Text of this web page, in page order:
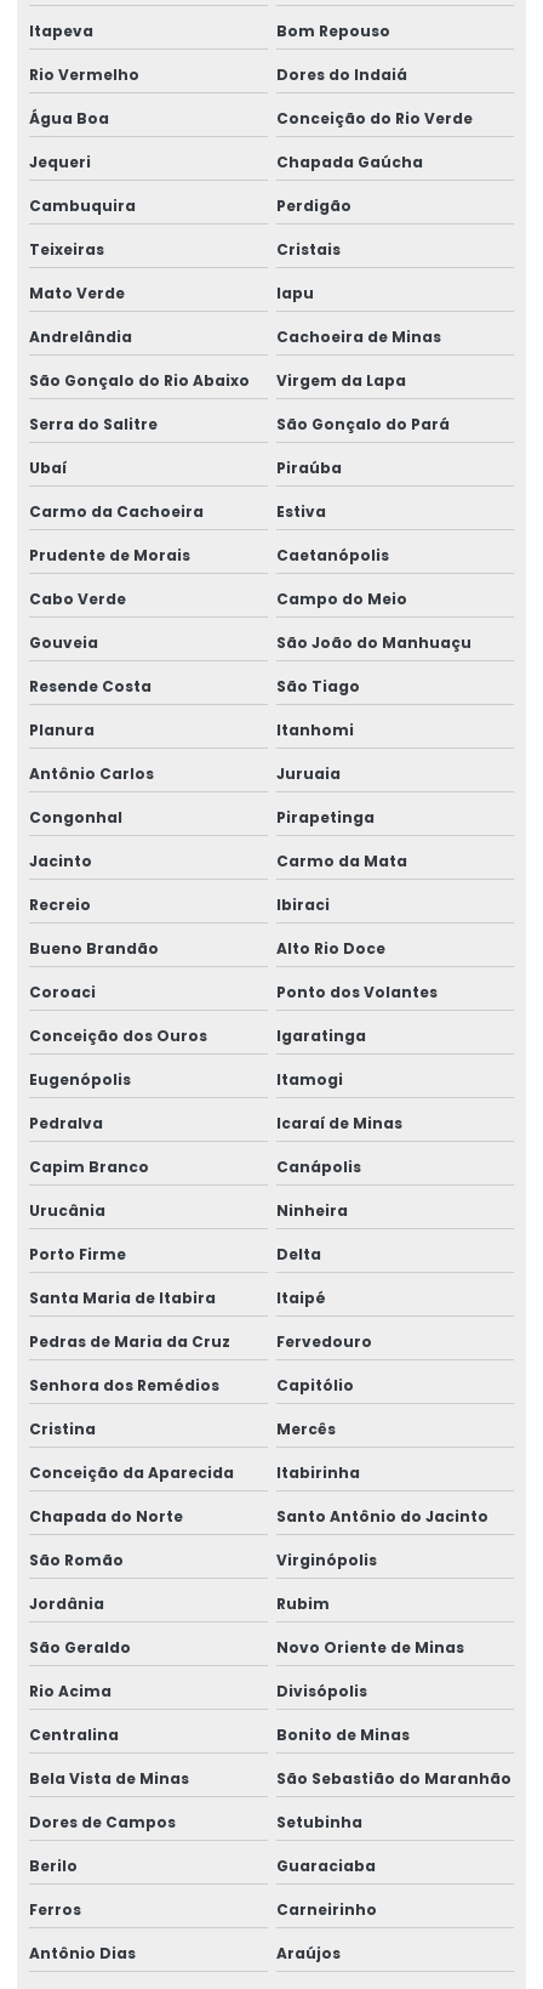
Itapeva Bom Repouso
Rio Vermelho Dores do Indaiá
Água Boa Conceição do Rio Verde
Jequeri Chapada Gaúcha
Cambuquira Perdigão
Teixeiras Cristais
Mato Verde Iapu
Andrelândia Cachoeira de Minas
São Gonçalo do Rio Abaixo Virgem da Lapa
Serra do Salitre São Gonçalo do Pará
Ubaí Piraúba
Carmo da Cachoeira Estiva
Prudente de Morais Caetanópolis
Cabo Verde Campo do Meio
Gouveia São João do Manhuaçu
Resende Costa São Tiago
Planura Itanhomi
Antônio Carlos Juruaia
Congonhal Pirapetinga
Jacinto Carmo da Mata
Recreio Ibiraci
Bueno Brandão Alto Rio Doce
Coroaci Ponto dos Volantes
Conceição dos Ouros Igaratinga
Eugenópolis Itamogi
Pedralva Icaraí de Minas
Capim Branco Canápolis
Urucânia Ninheira
Porto Firme Delta
Santa Maria de Itabira Itaipé
Pedras de Maria da Cruz Fervedouro
Senhora dos Remédios Capitólio
Cristina Mercês
Conceição da Aparecida Itabirinha
Chapada do Norte Santo Antônio do Jacinto
São Romão Virginópolis
Jordânia Rubim
São Geraldo Novo Oriente de Minas
Rio Acima Divisópolis
Centralina Bonito de Minas
Bela Vista de Minas São Sebastião do Maranhão
Dores de Campos Setubinha
Berilo Guaraciaba
Ferros Carneirinho
Antônio Dias Araújos